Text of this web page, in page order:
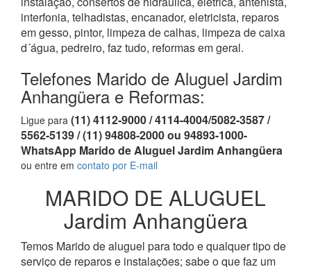
interfonia, telhadistas, encanador, eletricista, reparos
em gesso, pintor, limpeza de calhas, limpeza de caixa
d´água, pedreiro, faz tudo, reformas em geral.
Telefones Marido de Aluguel Jardim
Anhangüera e Reformas:
Ligue para (11) 4112-9000 / 4114-4004/5082-3587 /
5562-5139 / (11) 94808-2000 ou 94893-1000-
WhatsApp Marido de Aluguel Jardim Anhangüera
ou entre em contato por E-mail
MARIDO DE ALUGUEL
Jardim Anhangüera
Temos Marido de aluguel para todo e qualquer tipo de
serviço de reparos e instalações; sabe o que faz um